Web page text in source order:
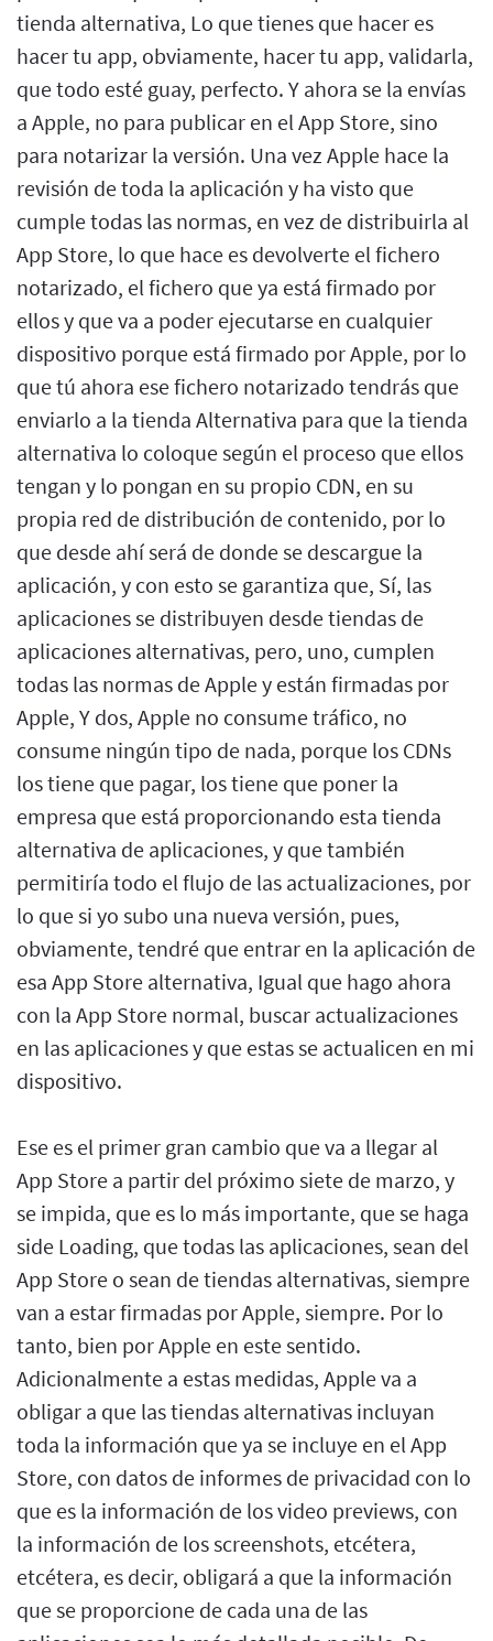
tienda alternativa, Lo que tienes que hacer es
hacer tu app, obviamente, hacer tu app, validarla,
que todo esté guay, perfecto. Y ahora se la envías
a Apple, no para publicar en el App Store, sino
para notarizar la versión. Una vez Apple hace la
revisión de toda la aplicación y ha visto que
cumple todas las normas, en vez de distribuirla al
App Store, lo que hace es devolverte el fichero
notarizado, el fichero que ya está firmado por
ellos y que va a poder ejecutarse en cualquier
dispositivo porque está firmado por Apple, por lo
que tú ahora ese fichero notarizado tendrás que
enviarlo a la tienda Alternativa para que la tienda
alternativa lo coloque según el proceso que ellos
tengan y lo pongan en su propio CDN, en su
propia red de distribución de contenido, por lo
que desde ahí será de donde se descargue la
aplicación, y con esto se garantiza que, Sí, las
aplicaciones se distribuyen desde tiendas de
aplicaciones alternativas, pero, uno, cumplen
todas las normas de Apple y están firmadas por
Apple, Y dos, Apple no consume tráfico, no
consume ningún tipo de nada, porque los CDNs
los tiene que pagar, los tiene que poner la
empresa que está proporcionando esta tienda
alternativa de aplicaciones, y que también
permitiría todo el flujo de las actualizaciones, por
lo que si yo subo una nueva versión, pues,
obviamente, tendré que entrar en la aplicación de
esa App Store alternativa, Igual que hago ahora
con la App Store normal, buscar actualizaciones
en las aplicaciones y que estas se actualicen en mi
dispositivo.
Ese es el primer gran cambio que va a llegar al
App Store a partir del próximo siete de marzo, y
se impida, que es lo más importante, que se haga
side Loading, que todas las aplicaciones, sean del
App Store o sean de tiendas alternativas, siempre
van a estar firmadas por Apple, siempre. Por lo
tanto, bien por Apple en este sentido.
Adicionalmente a estas medidas, Apple va a
obligar a que las tiendas alternativas incluyan
toda la información que ya se incluye en el App
Store, con datos de informes de privacidad con lo
que es la información de los video previews, con
la información de los screenshots, etcétera,
etcétera, es decir, obligará a que la información
que se proporcione de cada una de las